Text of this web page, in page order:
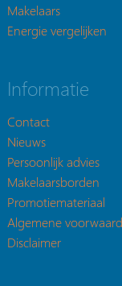
Makelaars
Energie vergelijken
Informatie
Contact
Nieuws
Persoonlijk advies
Makelaarsborden
Promotiemateriaal
Algemene
Disclaimer